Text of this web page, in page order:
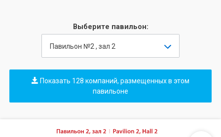
Выберите павильон:
Павильон №2 , зал 2
Показать 128 компаний, размещенных в этом
павильоне